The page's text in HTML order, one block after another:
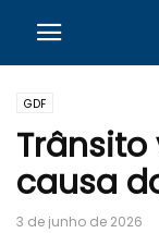
GDF
causa
3 de junho de 2026